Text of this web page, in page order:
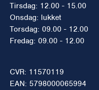
Tirsdag: 12.00 - 15.00
Onsdag: lukket
Torsdag: 09.00 - 12.00
Fredag: 09.00 - 12.00
CVR: 11570119
EAN: 5798000065994